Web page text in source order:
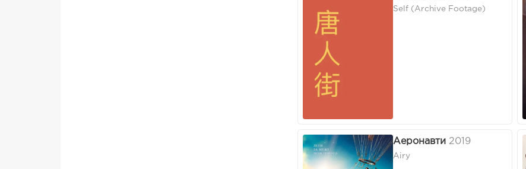
Self (Archive Footage)
Аеронавти 2019
Airy